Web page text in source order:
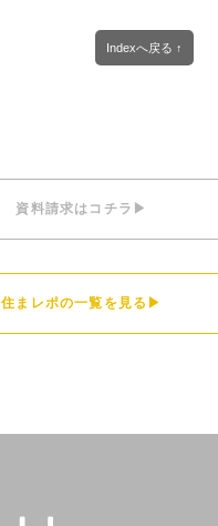
Indexへ戻る ↑
資料請求はコチラ▶
住まレポの一覧を見る▶